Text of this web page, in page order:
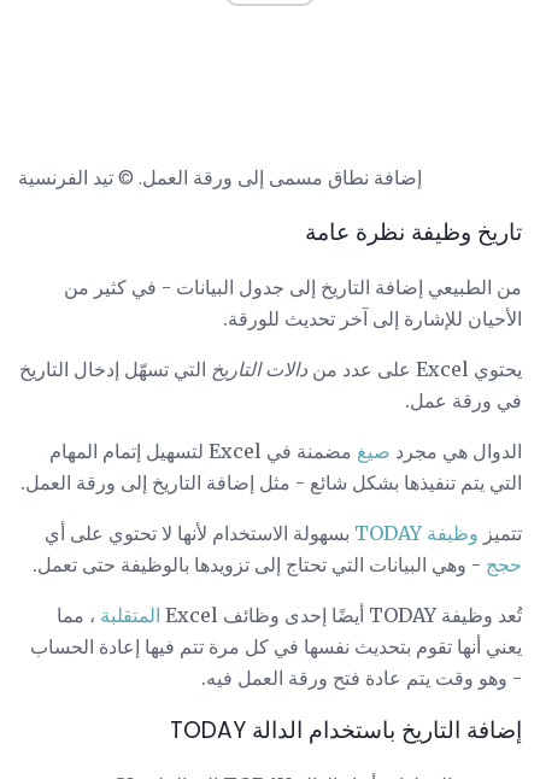
إضافة نطاق مسمى إلى ورقة العمل. © تيد الفرنسية
تاريخ وظيفة نظرة عامة
من الطبيعي إضافة التاريخ إلى جدول البيانات - في كثير من
الأحيان للإشارة إلى آخر تحديث للورقة.
يحتوي Excel على عدد من دالات التاريخ التي تسهّل إدخال التاريخ
في ورقة عمل.
الدوال هي مجرد صيغ
مضمنة في Excel لتسهيل إتمام المهام
التي يتم تنفيذها بشكل شائع - مثل إضافة التاريخ إلى ورقة العمل.
تتميز وظيفة TODAY
بسهولة الاستخدام لأنها لا تحتوي على أي
حجج - وهي البيانات التي تحتاج إلى تزويدها بالوظيفة حتى تعمل.
تُعد وظيفة TODAY أيضًا إحدى وظائف Excel المتقلبة ، مما
يعني أنها تقوم بتحديث نفسها في كل مرة تتم فيها إعادة الحساب
- وهو وقت يتم عادة فتح ورقة العمل فيه.
إضافة التاريخ باستخدام الدالة TODAY